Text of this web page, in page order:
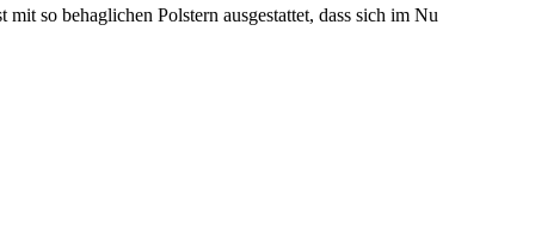
so behaglichen Polstern ausgestattet, dass sich im Nu